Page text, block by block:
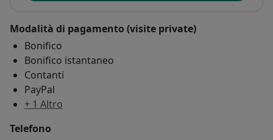
Modalità di pagamento (visite private)
Bonifico
Bonifico istantaneo
Contanti
PayPal
+ 1 Altro
Telefono